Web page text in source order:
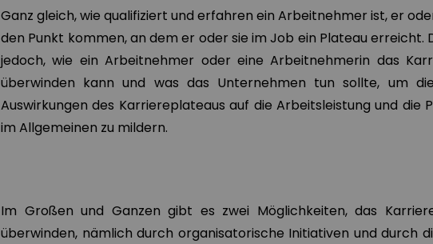
Ganz gleich, wie qualifiziert und erfahren ein Arbeitnehmer ist, er
den Punkt kommen, an dem er oder sie im Job ein Plateau erreicht.
jedoch, wie ein Arbeitnehmer oder eine Arbeitnehmerin das
überwinden kann und was das Unternehmen tun sollte, um
Auswirkungen des Karriereplateaus auf die Arbeitsleistung und die
im Allgemeinen zu mildern.
Im Großen und Ganzen gibt es zwei Möglichkeiten, das
überwinden, nämlich durch organisatorische Initiativen und durch